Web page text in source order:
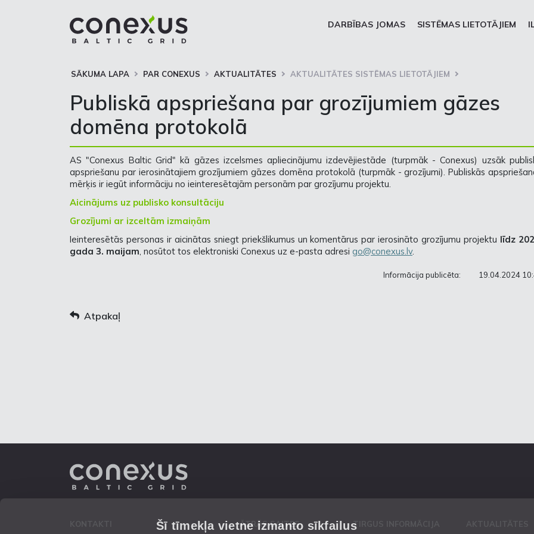
Šī tīmekļa vietne izmanto sīkfailus
DARBĪBAS JOMAS SISTĒMAS LIETOTĀJIEM
SĀKUMA LAPA PAR CONEXUS AKTUALITĀTES AKTUALITĀTES SISTĒMAS LIETOTĀJIEM
Publiskā apspriešana par grozījumiem gāzes
domēna protokolā
AS "Conexus Baltic Grid" kā gāzes izcelsmes apliecinājumu izdevējiestāde (turpmāk - Conexus) uzsāk
apspriešanu par ierosinātajiem grozījumiem gāzes domēna protokolā (turpmāk - grozījumi). Publiskās
mērķis ir iegūt informāciju no ieinteresētajām personām par grozījumu projektu.
Aicinājums uz publisko konsultāciju
Grozījumi ar izceltām izmaiņām
Ieinteresētās personas ir aicinātas sniegt priekšlikumus un komentārus par ierosināto grozījumu projektu līdz
gada 3. maijam, nosūtot tos elektroniski Conexus uz e-pasta adresi go@conexus.lv.
Informācija publicēta: 19.04.2024
Atpakaļ
ĀTRĀS SAITES TIRGUS INFORMĀCIJA